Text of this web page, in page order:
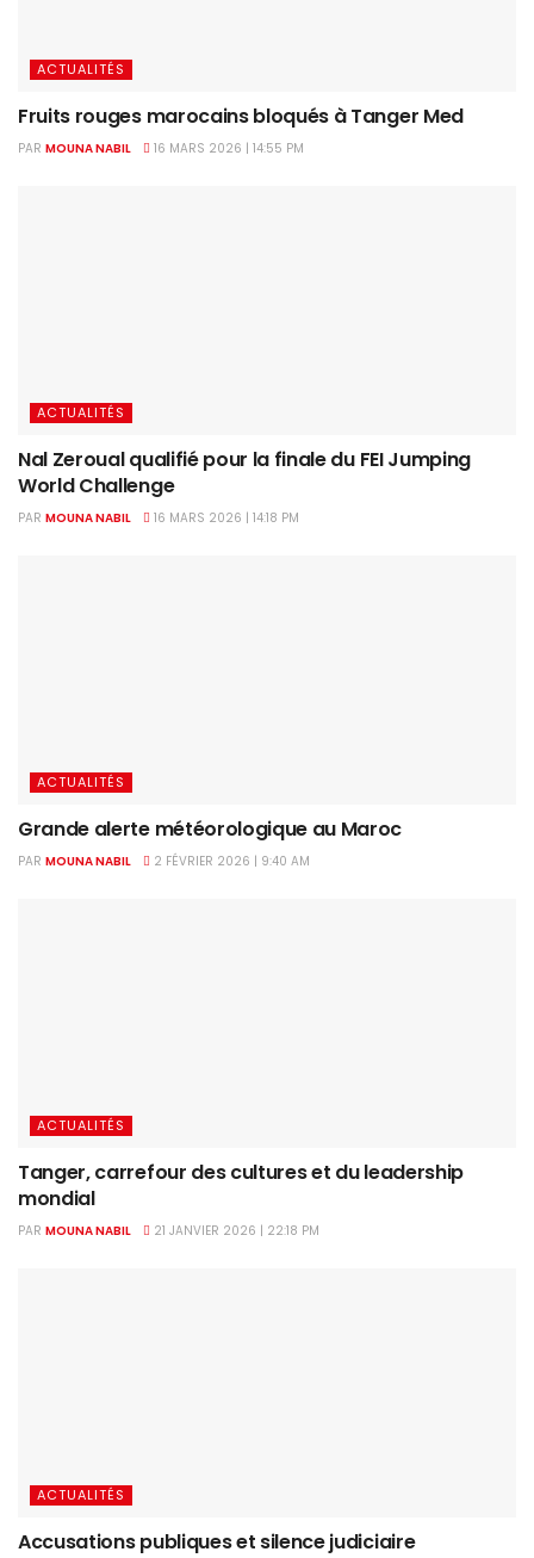
ACTUALITÉS
Fruits rouges marocains bloqués à Tanger Med
PAR MOUNA NABIL 16 MARS 2026 | 14:55 PM
ACTUALITÉS
Nal Zeroual qualifié pour la finale du FEI Jumping
World Challenge
PAR MOUNA NABIL 16 MARS 2026 | 14:18 PM
ACTUALITÉS
Grande alerte météorologique au Maroc
PAR MOUNA NABIL 2 FÉVRIER 2026 | 9:40 AM
ACTUALITÉS
Tanger, carrefour des cultures et du leadership
mondial
PAR MOUNA NABIL 21 JANVIER 2026 | 22:18 PM
ACTUALITÉS
Accusations publiques et silence judiciaire